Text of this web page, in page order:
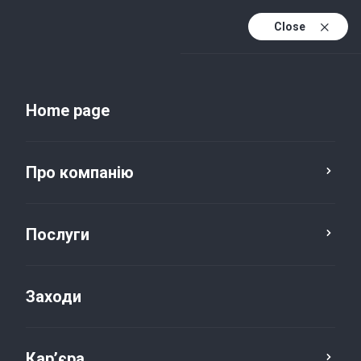
Uk
Close
Home page
Про компанію
Послуги
Заходи